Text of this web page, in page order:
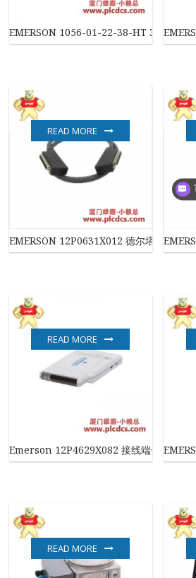
EMERSON 1056-01-22-38-HT 3900VP-
EMERSON 12P0631X012 德尔塔电缆，
READ MORE
Emerson 12P4629X082 接线端子块，适
READ MORE
READ MORE